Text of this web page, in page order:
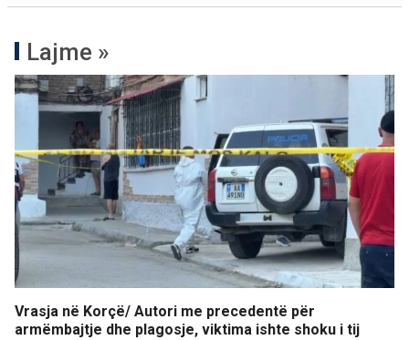
Lajme »
Vrasja në Korçë/ Autori me precedentë për
armëmbajtje dhe plagosje, viktima ishte shoku i tij